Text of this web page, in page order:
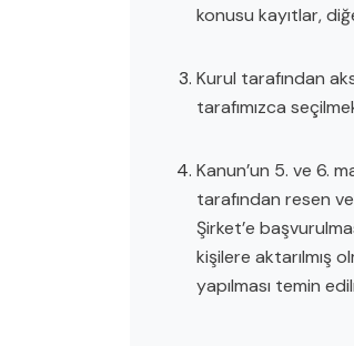
konusu kayıtlar,
Kurul tarafından
tarafımızca
Kanun’un 5. ve 6.
tarafından resen
Şirket’e
kişilere aktarılmış
yapılması temin